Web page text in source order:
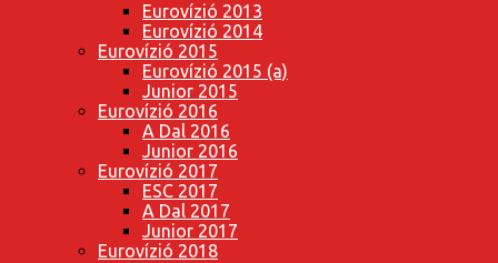
Eurovízió 2013
Eurovízió 2014
Eurovízió 2015
Eurovízió 2015 (a)
Junior 2015
Eurovízió 2016
A Dal 2016
Junior 2016
Eurovízió 2017
ESC 2017
A Dal 2017
Junior 2017
Eurovízió 2018